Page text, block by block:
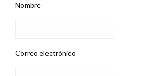
Nombre
Correo electrónico